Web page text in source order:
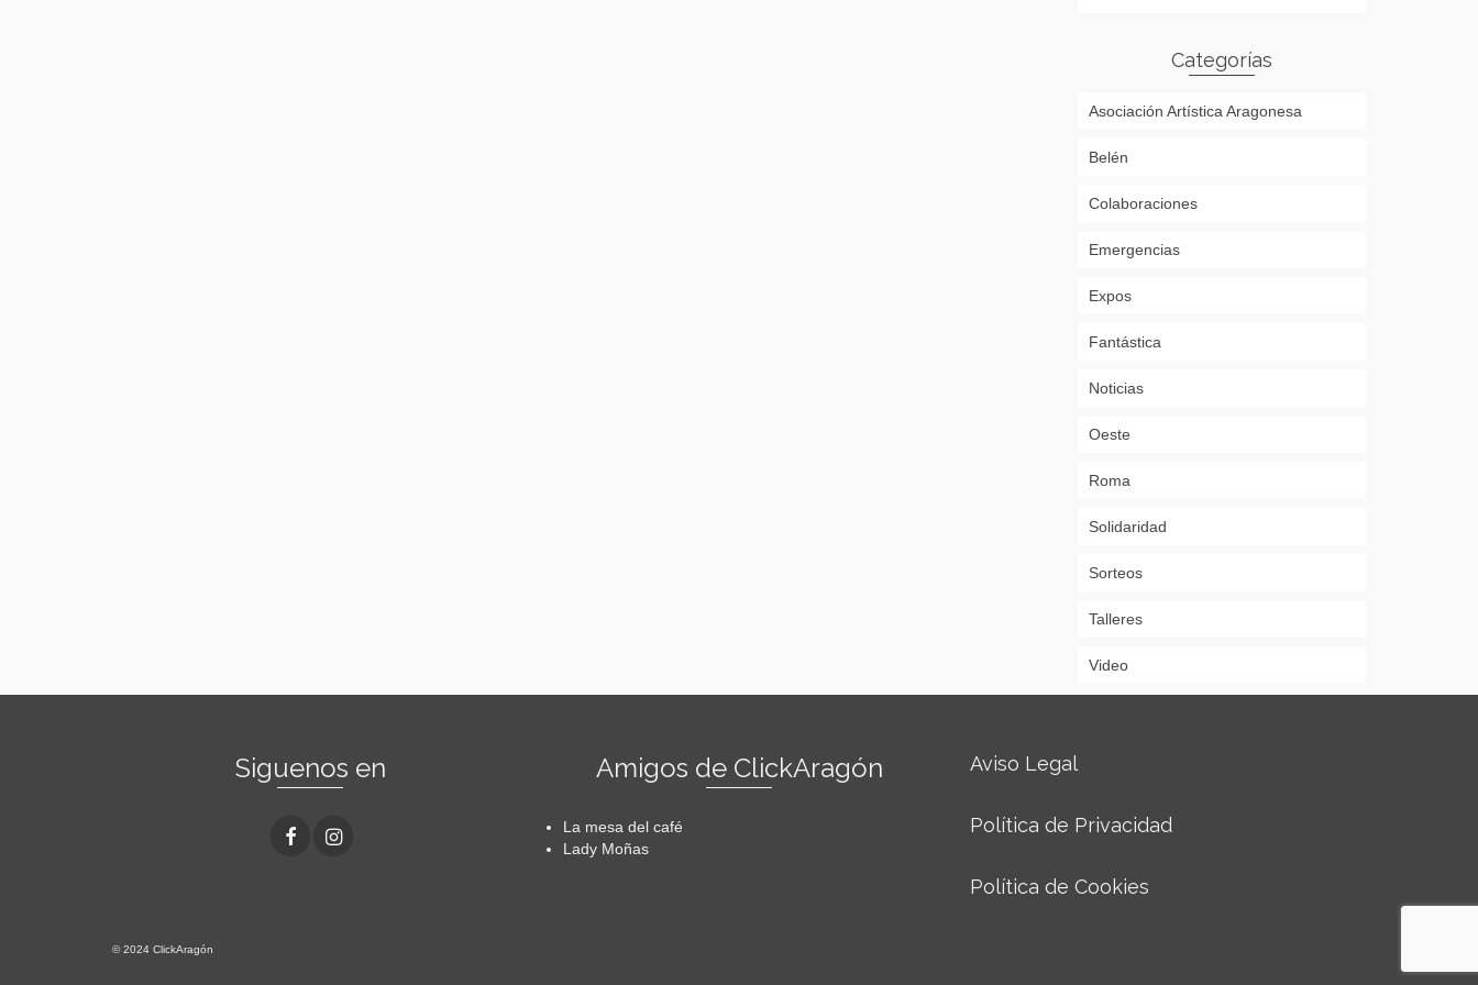
Categorías
Asociación Artística Aragonesa
Belén
Colaboraciones
Emergencias
Expos
Fantástica
Noticias
Oeste
Roma
Solidaridad
Sorteos
Talleres
Video
Siguenos en Amigos de ClickAragón
La mesa del café
Lady Moñas
Aviso Legal
Política de Privacidad
Política de Cookies
© 2024 ClickAragón